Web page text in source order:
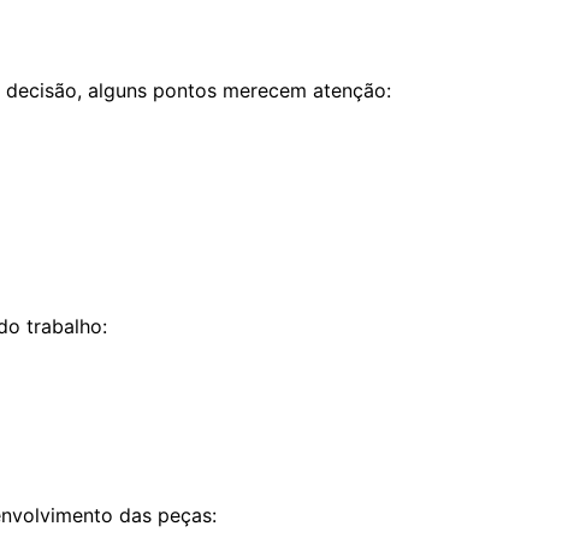
alguns pontos merecem atenção:
trabalho:
das peças: